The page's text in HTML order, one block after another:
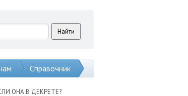
Справочник
ОНА В ДЕКРЕТЕ?